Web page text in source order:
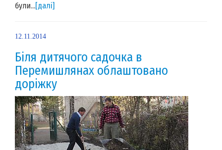
були...[далі]
12.11.2014
Біля дитячого садочка в
Перемишлянах облаштовано
доріжку